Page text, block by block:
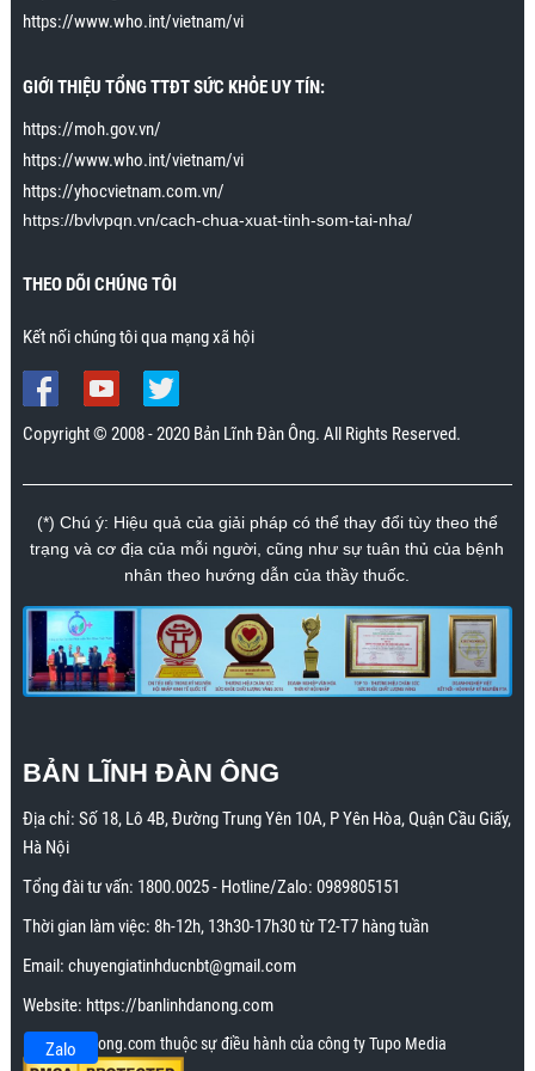
đã có thể lên đỉnh nhiều lần mà không xuất tinh. Vợ
trong bài cách để cho cô ấy lên đỉnh nhiều lần và kéo
được tới 15 phút lên đỉnh liên tiếp, nhưng có thể kéo
dài tới khoảng 30 giây. Trước đây cô ấy lên đỉnh chỉ
kéo dài trong vài giây. Cảm ơn chương trình rất
nhiều.”
https://www.who.int/vietnam/vi
GIỚI THIỆU TỔNG TTĐT SỨC KHỎE UY TÍN:
https://moh.gov.vn/
https://www.who.int/vietnam/vi
https://yhocvietnam.com.vn/
https://bvlvpqn.vn/cach-chua-xuat-tinh-som-tai-nha/
THEO DÕI CHÚNG TÔI
Kết nối chúng tôi qua mạng xã hội
Copyright © 2008 - 2020 Bản Lĩnh Đàn Ông. All Rights Reserved.
(*) Chú ý: Hiệu quả của giải pháp có thể thay đổi tùy theo thể
trạng và cơ địa của mỗi người, cũng như sự tuân thủ của bệnh
nhân theo hướng dẫn của thầy thuốc.
BẢN LĨNH ĐÀN ÔNG
Địa chỉ: Số 18, Lô 4B, Đường Trung Yên 10A, P Yên Hòa, Quận Cầu Giấy,
Hà Nội
Tổng đài tư vấn: 1800.0025- Hotline/Zalo: 0989805151
Thời gian làm việc: 8h-12h, 13h30-17h30 từ T2-T7 hàng tuần
Email: chuyengiatinhducnbt@gmail.com
Website: https://banlinhdanong.com
Banlinhdanong.com thuộc sự điều hành của công ty Tupo Media
Zalo